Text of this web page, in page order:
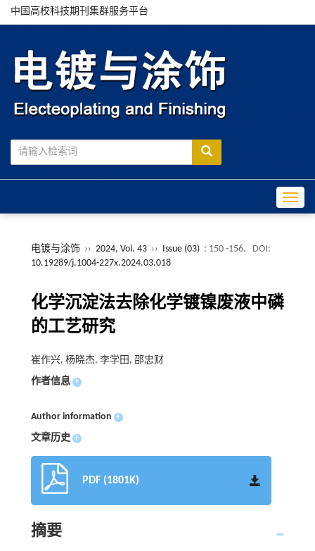
中国高校科技期刊集群服务平台
电镀与涂饰 ›› 2024, Vol. 43 ›› Issue (03) : 150 -156.
DOI:
10.19289/j.1004-227x.2024.03.018
化学沉淀法去除化学镀镍废液中磷
的工艺研究
崔作兴, 杨晓杰, 李学田, 邵忠财
作者信息 +
Author information +
文章历史 +
PDF (1801K)
摘要